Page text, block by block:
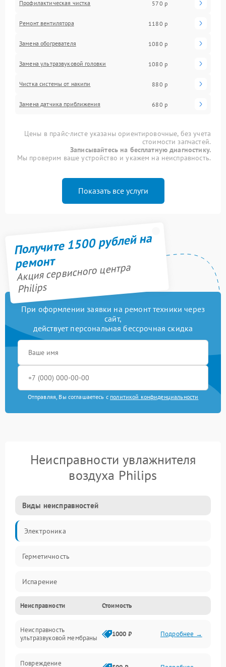
Профилактическая чистка 570 р
Ремонт вентилятора 1180 р
Замена обогревателя 1080 р
Замена ультразвуковой головки 1080 р
Чистка системы от накипи 880 р
Замена датчика приближения 680 р
Цены в прайс-листе указаны ориентировочные, без учета
стоимости запчастей.
Записывайтесь на бесплатную диагностику.
Мы проверим ваше устройство и укажем на неисправность.
Показать все услуги
Получите 1500 рублей на
ремонт
Акция сервисного центра
Philips
При оформлении заявки на ремонт техники через
сайт,
действует персональная бессрочная скидка
Отправляя, Вы соглашаетесь с политикой конфиденциальности
Неисправности увлажнителя
воздуха Philips
Виды неисправностей
Электроника
Герметичность
Испарение
Водяной тракт
Механические повреждения
Неисправности Стоимость
Неисправность
ультразвуковой мембраны
1000 ₽ Подробнее →
Повреждение